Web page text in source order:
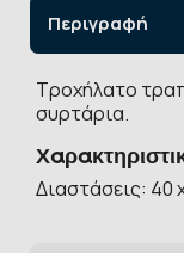
Περιγραφή
Τροχήλατο
συρτάρια.
Διαστάσεις: 40